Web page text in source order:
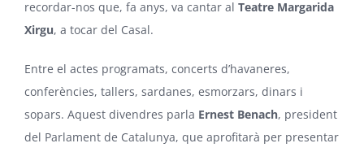
recordar-nos que, fa anys, va cantar al Teatre Margarida
Xirgu, a tocar del Casal.
Entre el actes programats, concerts d’havaneres,
conferències, tallers, sardanes, esmorzars, dinars i
sopars. Aquest divendres parla Ernest Benach, president
del Parlament de Catalunya, que aprofitarà per presentar